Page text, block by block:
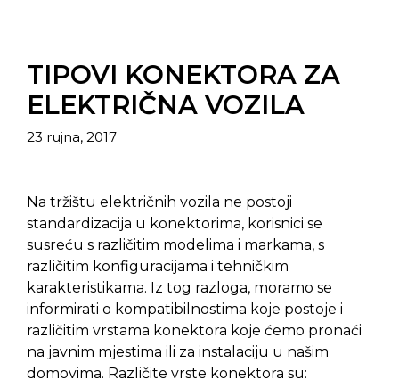
TIPOVI KONEKTORA ZA
ELEKTRIČNA VOZILA
23 rujna, 2017
Na tržištu električnih vozila ne postoji
standardizacija u konektorima, korisnici se
susreću s različitim modelima i markama, s
različitim konfiguracijama i tehničkim
karakteristikama. Iz tog razloga, moramo se
informirati o kompatibilnostima koje postoje i
različitim vrstama konektora koje ćemo pronaći
na javnim mjestima ili za instalaciju u našim
domovima. Različite vrste konektora su: